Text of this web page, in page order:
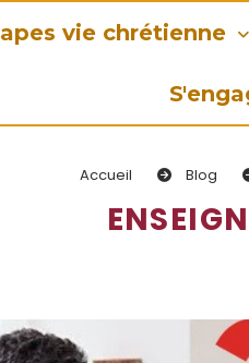
vie chrétienne
Accueil Blog